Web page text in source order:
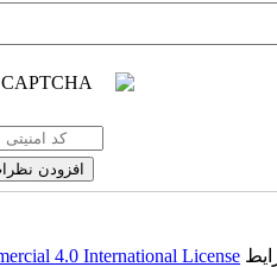
4.0 International License